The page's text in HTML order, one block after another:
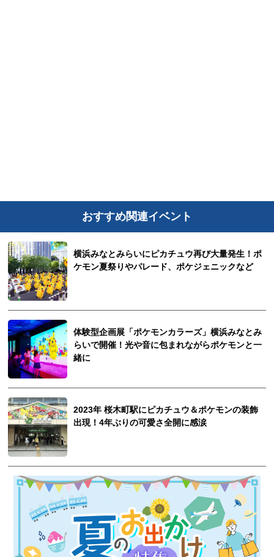
おすすめ関連イベント
横浜みなとみらいにピカチュウ再び大量発生！ポ
ケモン夏祭りやパレード、ポケジェニックなど
体験型企画展「ポケモンカラーズ」横浜みなとみ
らいで開催！光や音に包まれながらポケモンと一
緒に
2023年 桜木町駅にピカチュウ＆ポケモンの装飾
出現！4年ぶりの可愛さ全開に感涙